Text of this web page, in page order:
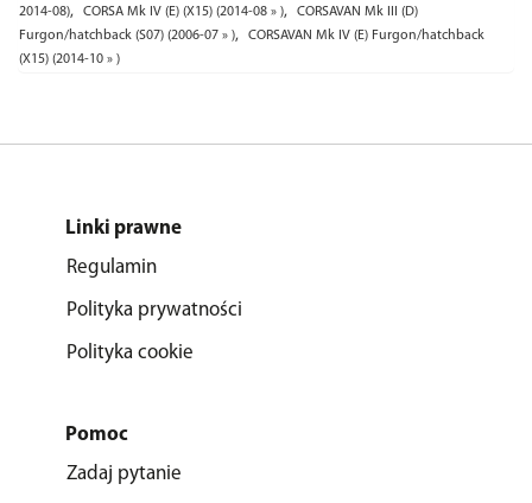
2014-08), CORSA Mk IV (E) (X15) (2014-08 » ),
CORSAVAN Mk III (D)
Furgon/hatchback (S07) (2006-07 » ),
CORSAVAN Mk IV (E) Furgon/hatchback
(X15) (2014-10 » )
Linki prawne
Regulamin
Polityka prywatności
Polityka cookie
Pomoc
Zadaj pytanie